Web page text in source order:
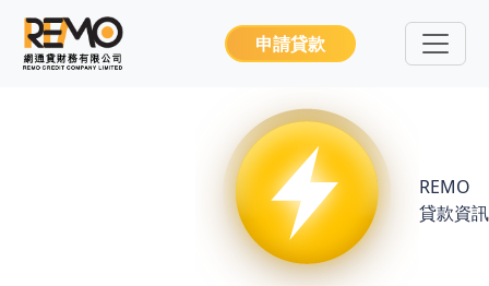
申請貸款
REMO
貸款資訊